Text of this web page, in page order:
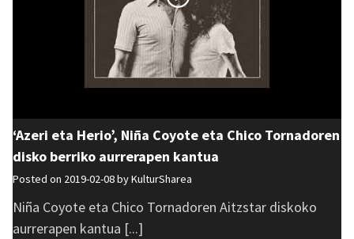
‘Azeri eta Herio’, Niña Coyote eta Chico Tornadoren
disko berriko aurrerapen kantua
Posted on 2019-02-08 byKulturSharea
Niña Coyote eta Chico Tornadoren Aitzstar diskoko
aurrerapen kantua [...]